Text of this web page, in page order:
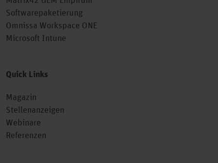
Softwarepaketierung
Omnissa Workspace ONE
Microsoft Intune
Quick Links
Magazin
Stellenanzeigen
Webinare
Referenzen